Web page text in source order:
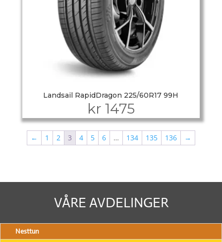
Landsail RapidDragon 225/60R17 99H
kr 1475
← 1 2 3 4 5 6 … 134 135 136 →
VÅRE AVDELINGER
Nesttun